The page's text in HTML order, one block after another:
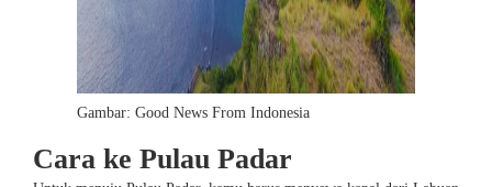
Gambar: Good News From Indonesia
Cara ke Pulau Padar